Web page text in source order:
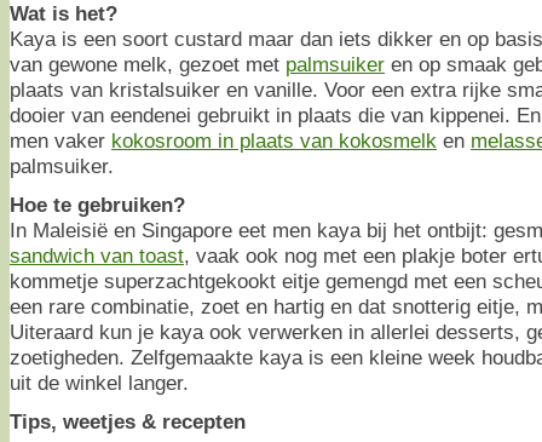
Wat is het?
Kaya is een soort custard maar dan iets dikker en op
van gewone melk, gezoet met palmsuiker en op smaak
plaats van kristalsuiker en vanille. Voor een extra rijke
dooier van eendenei gebruikt in plaats die van kippenei.
men vaker kokosroom in plaats van kokosmelk en
palmsuiker.
Hoe te gebruiken?
In Maleisië en Singapore eet men kaya bij het ontbijt:
sandwich van toast, vaak ook nog met een plakje boter
kommetje superzachtgekookt eitje gemengd met een
een rare combinatie, zoet en hartig en dat snotterig eitje,
Uiteraard kun je kaya ook verwerken in allerlei desserts,
zoetigheden. Zelfgemaakte kaya is een kleine week
uit de winkel langer.
Tips, weetjes & recepten